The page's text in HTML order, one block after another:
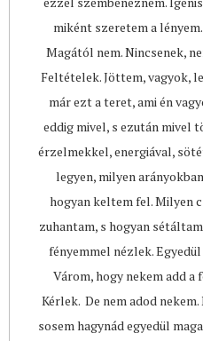
miként szeretem a
Magától nem. Nincsenek,
Feltételek. Jöttem, vagyok,
már ezt a teret, ami én
eddig mivel, s ezután mivel
érzelmekkel, energiával,
legyen, milyen
hogyan keltem fel. Milyen
zuhantam, s hogyan
fényemmel nézlek.
Várom, hogy nekem add a
Kérlek. De nem adod
sosem hagynád egyedül